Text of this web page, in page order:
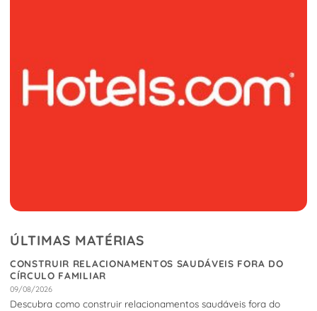
ÚLTIMAS MATÉRIAS
CONSTRUIR RELACIONAMENTOS SAUDÁVEIS FORA DO
CÍRCULO FAMILIAR
09/08/2026
Descubra como construir relacionamentos saudáveis fora do